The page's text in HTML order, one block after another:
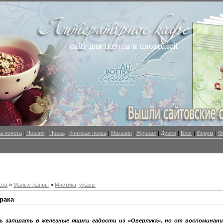
почета| Поэзия | Проза| Книжная полка| Магазин| Журнал| Дуэли| Блог| Форум |
» Малые жанры » Мистика, ужасы
запирать в железные ящики гадости из «Оверлука», но от